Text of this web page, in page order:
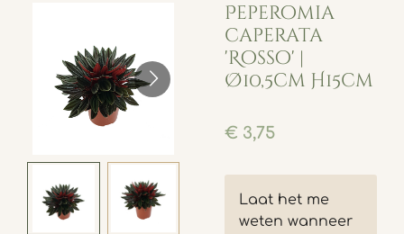
Peperomia
caperata
'Rosso' |
Ø10,5cm H15cm
€ 3,75
Laat het me
weten wanneer